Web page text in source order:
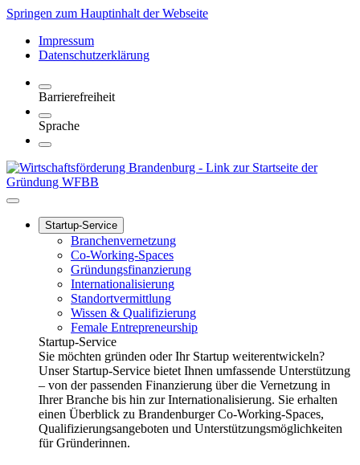
Springen zum Hauptinhalt der Webseite
Impressum
Datenschutzerklärung
Barrierefreiheit
Sprache
Startup-Service
Branchenvernetzung
Co-Working-Spaces
Gründungsfinanzierung
Internationalisierung
Standortvermittlung
Wissen & Qualifizierung
Female Entrepreneurship
Startup-Service
Sie möchten gründen oder Ihr Startup weiterentwickeln?
Unser Startup-Service bietet Ihnen umfassende Unterstützung
– von der passenden Finanzierung über die Vernetzung in
Ihrer Branche bis hin zur Internationalisierung. Sie erhalten
einen Überblick zu Brandenburger Co-Working-Spaces,
Qualifizierungsangeboten und Unterstützungsmöglichkeiten
für Gründerinnen.